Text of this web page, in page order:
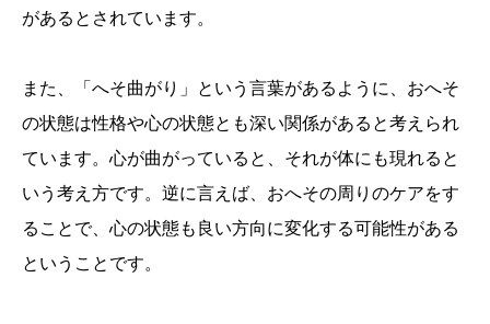
があるとされています。
また、「へそ曲がり」という言葉があるように、おへそ
の状態は性格や心の状態とも深い関係があると考えられ
ています。心が曲がっていると、それが体にも現れると
いう考え方です。逆に言えば、おへその周りのケアをす
ることで、心の状態も良い方向に変化する可能性がある
ということです。